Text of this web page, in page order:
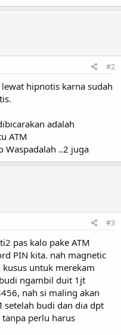
#2
hipnotis karna sudah
adalah
ATM
Waspadalah ..2 juga
#3
pas kalo pake ATM
PIN kita. nah magnetic
untuk merekam
ngambil duit 1jt
nah si maling akan
setelah budi dan dia dpt
perlu harus